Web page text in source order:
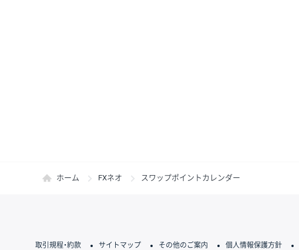
ホーム FXネオ スワップポイントカレンダー
取引規程・約款 サイトマップ その他のご案内 個人情報保護方針